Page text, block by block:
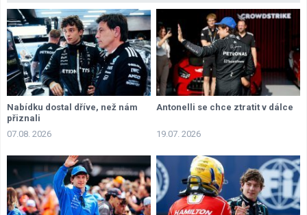
Nabídku dostal dříve, než nám
přiznali
07.08. 2026
Antonelli se chce ztratit v dálce
19.07. 2026